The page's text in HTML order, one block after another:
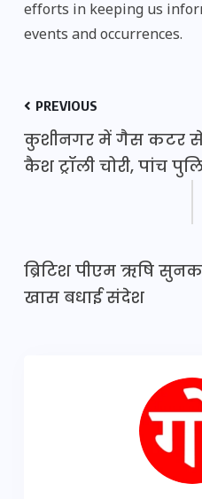
efforts in keeping us
events and occurrences.
PREVIOUS
कुशीनगर में गैस कटर
कैश ट्रॉली चोरी, पांच
ब्रिटिश पीएम ऋषि
खास बधाई संदेश